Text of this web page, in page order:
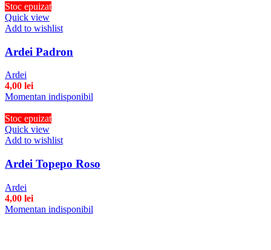
Stoc epuizat
Quick view
Add to wishlist
Ardei Padron
Ardei
4,00 lei
Momentan indisponibil
Stoc epuizat
Quick view
Add to wishlist
Ardei Topepo Roso
Ardei
4,00 lei
Momentan indisponibil